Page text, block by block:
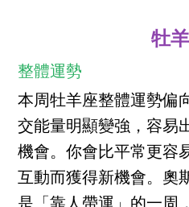
牡
整體運勢
本周牡羊座整體運勢偏
交能量明顯變強，容易
機會。你會比平常更容
互動而獲得新機會。奧